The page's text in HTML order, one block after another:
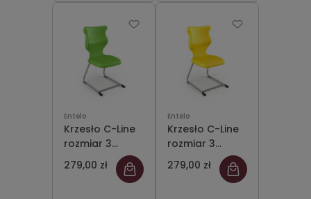
Entelo
Krzesło C-Line
rozmiar 3
siedzisko
zielony/stelaż
279,00 zł
Entelo
Krzesło C-Line
rozmiar 3
siedzisko
żółty/stelaż
279,00 zł